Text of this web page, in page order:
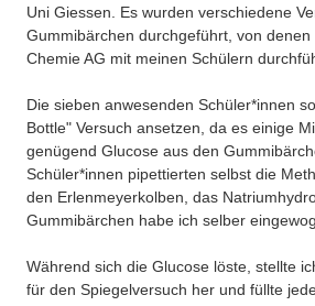
Uni Giessen. Es wurden verschiedene
Gummibärchen durchgeführt, von
Chemie AG mit meinen Schülern
Die sieben anwesenden Schüler*innen
Bottle" Versuch ansetzen, da es einige
genügend Glucose aus den
Schüler*innen pipettierten selbst die
den Erlenmeyerkolben, das
Gummibärchen habe ich selber
Während sich die Glucose löste, stellte
für den Spiegelversuch her und füllte